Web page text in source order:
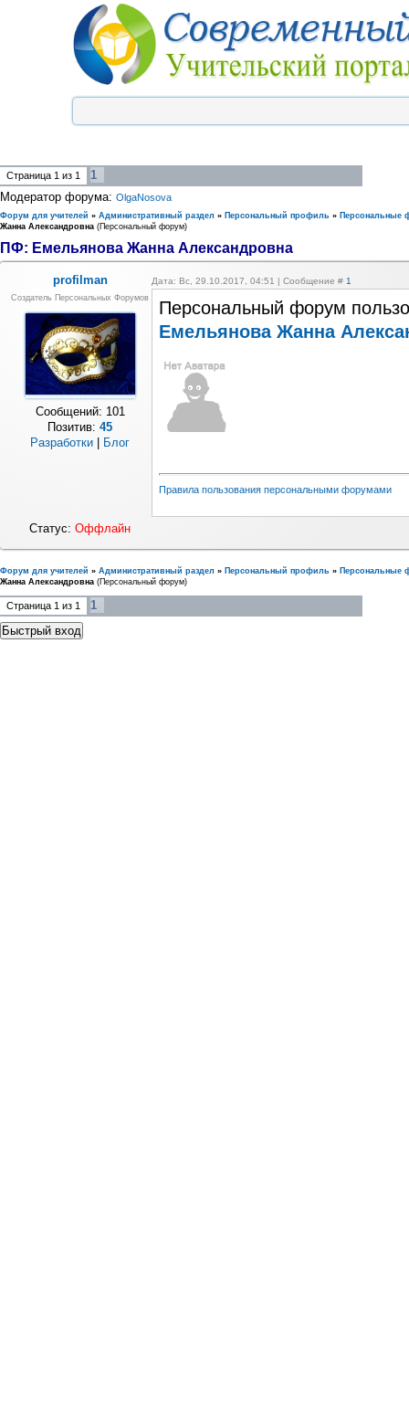
Страница 1 из 1
1
Модератор форума: OlgaNosova
Форум для учителей » Административный раздел » Персональный профиль » Персональные
Жанна Александровна (Персональный форум)
ПФ: Емельянова Жанна Александровна
profilman Дата: Вс, 29.10.2017, 04:51 | Сообщение # 1
Создатель Персональных Форумов
Сообщений: 101
Позитив:45
Разработки
Блог
Персональный форум
Емельянова Жанна
Правила пользования персональными форумами
Статус:Оффлайн
Форум для учителей » Административный раздел » Персональный профиль » Персональные
Жанна Александровна (Персональный форум)
Страница 1 из 1 1